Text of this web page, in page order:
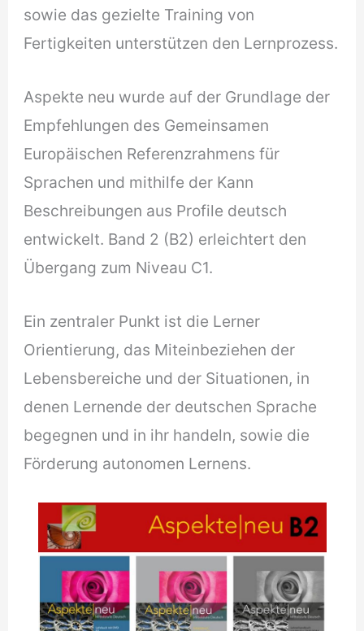
sowie das gezielte Training von
Fertigkeiten unterstützen den Lernprozess.
Aspekte neu wurde auf der Grundlage der
Empfehlungen des Gemeinsamen
Europäischen Referenzrahmens für
Sprachen und mithilfe der Kann
Beschreibungen aus Profile deutsch
entwickelt. Band 2 (B2) erleichtert den
Übergang zum Niveau C1.
Ein zentraler Punkt ist die Lerner
Orientierung, das Miteinbeziehen der
Lebensbereiche und der Situationen, in
denen Lernende der deutschen Sprache
begegnen und in ihr handeln, sowie die
Förderung autonomen Lernens.